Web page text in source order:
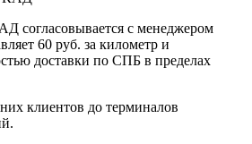
согласовывается с менеджером
60 руб. за километр и
доставки по СПБ в пределах
клиентов до терминалов